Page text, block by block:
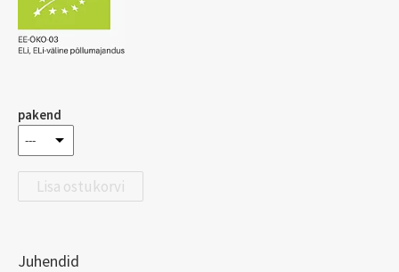
pakend
Lisa ostukorvi
Juhendid